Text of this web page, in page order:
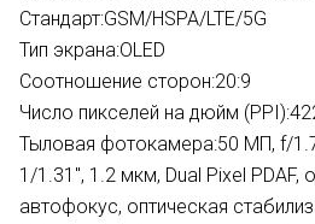
Стандарт:GSM/HSPA/LTE/5G
Тип экрана:OLED
Соотношение сторон:20:9
Число пикселей на дюйм (PPI):
Тыловая фотокамера:50 МП, f/
1/1.31", 1.2 мкм, Dual Pixel PDAF,
автофокус, оптическая